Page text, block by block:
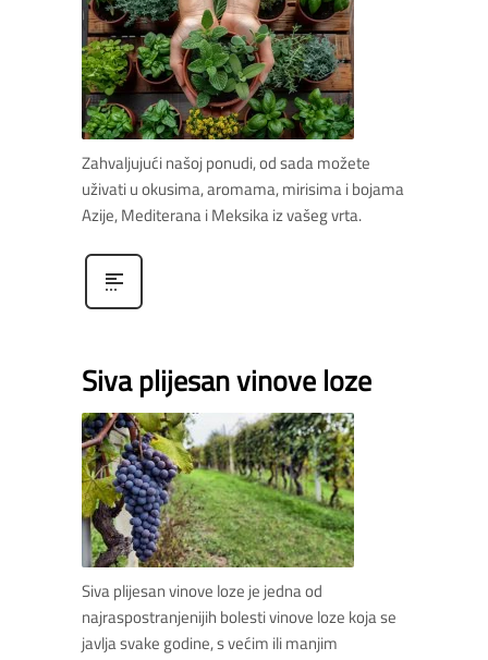
Zahvaljujući našoj ponudi, od sada možete
uživati u okusima, aromama, mirisima i bojama
Azije, Mediterana i Meksika iz vašeg vrta.
Siva plijesan vinove loze
Siva plijesan vinove loze je jedna od
najraspostranjenijih bolesti vinove loze koja se
javlja svake godine, s većim ili manjim